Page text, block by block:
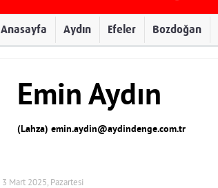
Anasayfa Aydın Efeler Bozdoğan
Emin Aydın
(Lahza) emin.aydin@aydindenge.com.tr
3 Mart 2025, Pazartesi